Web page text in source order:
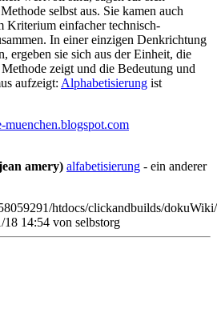
selbst aus. Sie kamen auch
Kriterium einfacher technisch-
In einer einzigen Denkrichtung
ergeben sie sich aus der Einheit, die
zeigt und die Bedeutung und
aufzeigt: Alphabetisierung ist
muenchen.blogspot.com
amery) alfabetisierung - ein anderer
htdocs/clickandbuilds/
18 14:54 von selbstorg